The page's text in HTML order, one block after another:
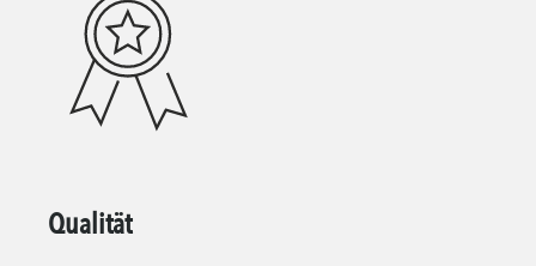
Qualität